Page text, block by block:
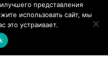
BK-55 8 IP23 с
собой
представления
использовать сайт, мы
это устраивает.